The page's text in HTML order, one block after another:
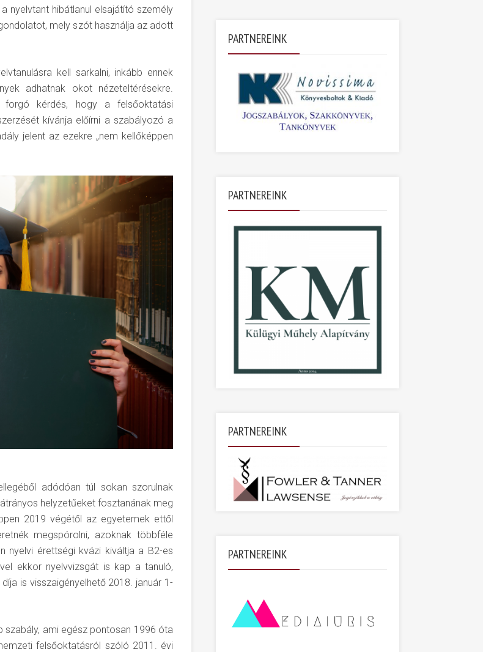
nyelvtant hibátlanul elsajátító személy
mely szót használja az adott
kell sarkalni, inkább ennek
adhatnak okot nézeteltérésekre.
kérdés, hogy a felsőoktatási
kívánja előírni a szabályozó a
jelent az ezekre „nem kellőképpen
adódóan túl sokan szorulnak
helyzetűeket fosztanának meg
2019 végétől az egyetemek ettől
megspórolni, azoknak többféle
nyelvi érettségi kvázi kiváltja a B2-es
ekkor nyelvvizsgát is kap a tanuló,
is visszaigényelhető 2018. január 1-
ami egész pontosan 1996 óta
felsőoktatásról szóló 2011. évi
PARTNEREINK
PARTNEREINK
PARTNEREINK
PARTNEREINK